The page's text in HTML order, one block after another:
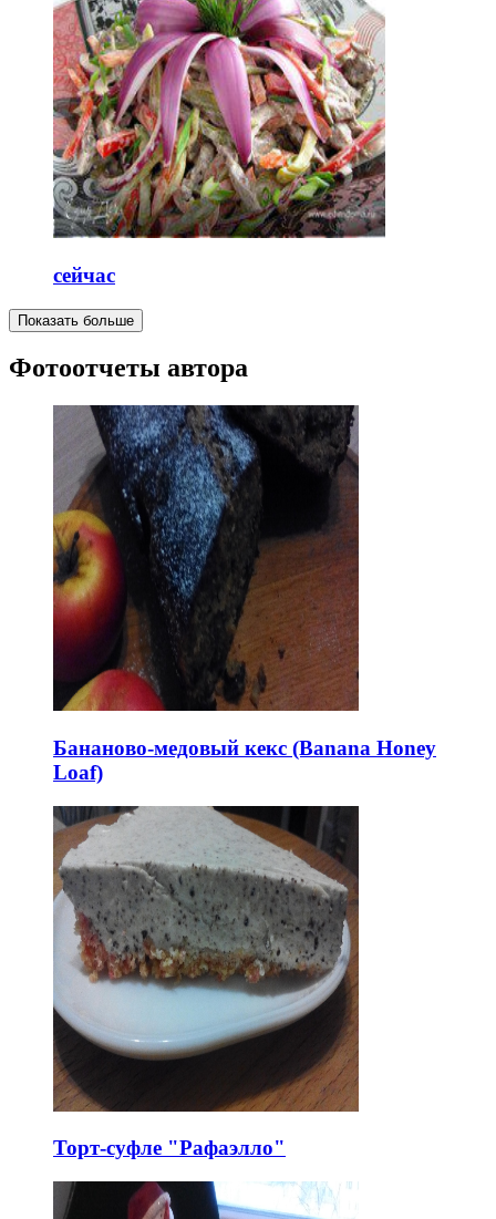
сейчас
Показать больше
Фотоотчеты автора
Бананово-медовый кекс (Banana Honey
Loaf)
Торт-суфле "Рафаэлло"